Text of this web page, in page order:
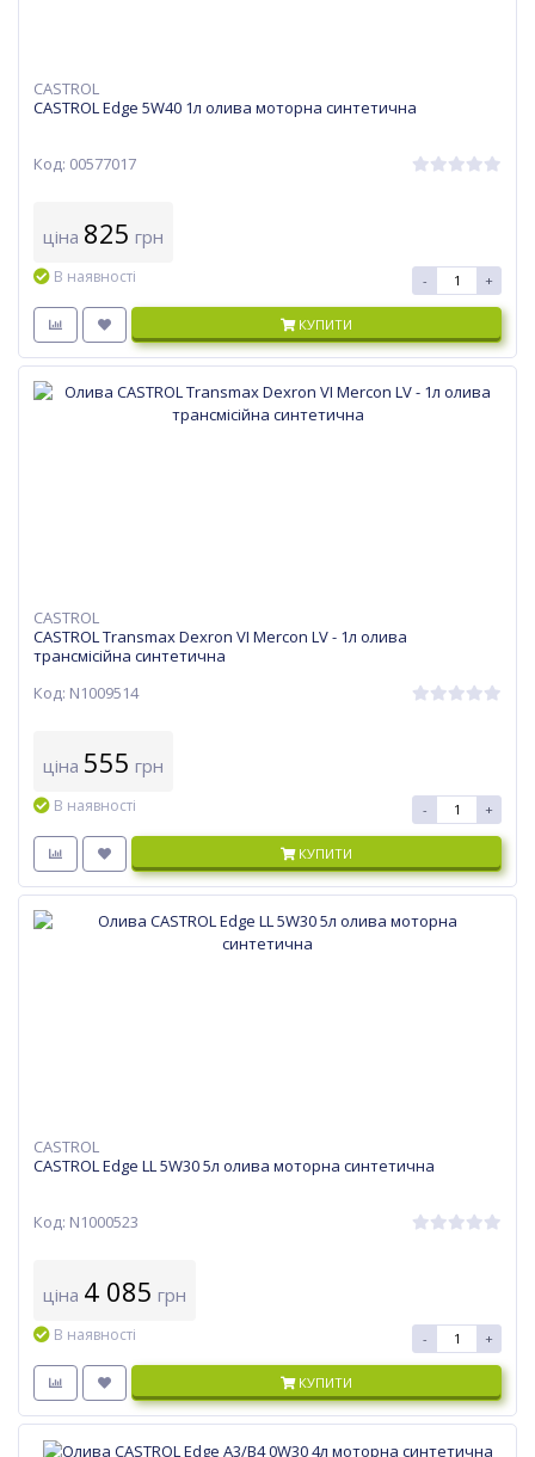
CASTROL
CASTROL Edge 5W40 1л олива моторна синтетична
Код: 00577017
ціна 825 грн
В наявності - +
КУПИТИ
CASTROL
CASTROL Transmax Dexron VI Mercon LV - 1л олива
трансмісійна синтетична
Код: N1009514
ціна 555 грн
В наявності - +
КУПИТИ
CASTROL
CASTROL Edge LL 5W30 5л олива моторна синтетична
Код: N1000523
ціна 4 085 грн
В наявності - +
КУПИТИ